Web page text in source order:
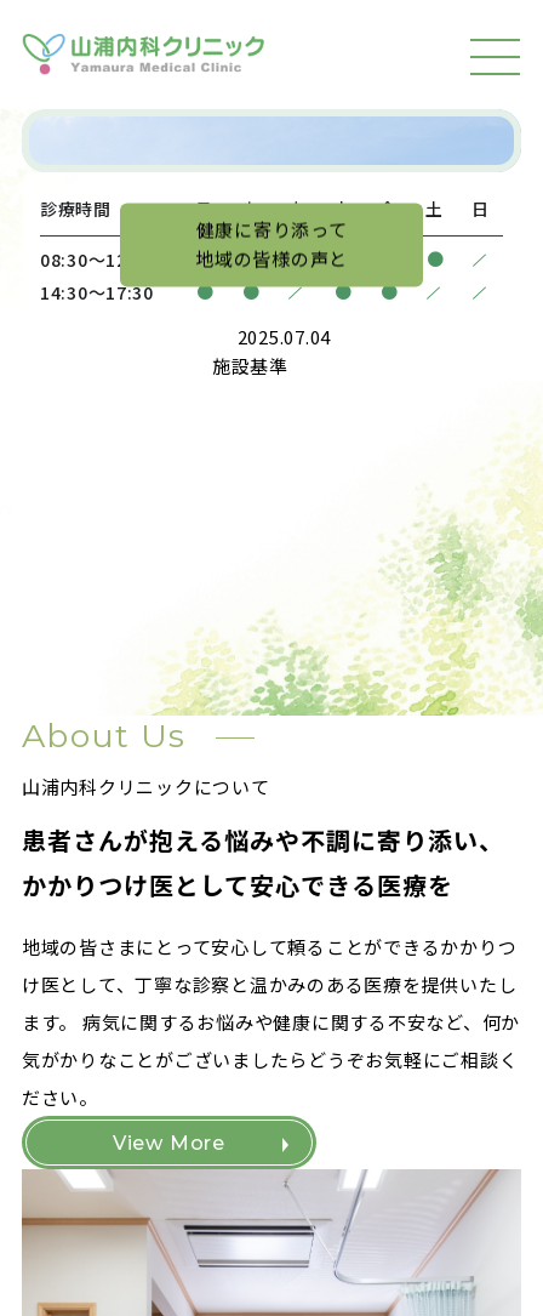
MEN
健康に寄り添って
地域の皆様の声と
診療時間 月 火 水 木 金 土 日
08:30〜12:00 ● ● ● ● ● /
14:30〜17:30 ● ● / ● ● / /
2025.07.04
施設基準
About Us
山浦内科クリニックについて
患者さんが抱える悩みや不調に寄り添い、
かかりつけ医として安心できる医療を
地域の皆さまにとって安心して頼ることができるかかりつ
け医として、丁寧な診察と温かみのある医療を提供いたし
ます。 病気に関するお悩みや健康に関する不安など、何か
気がかりなことがございましたらどうぞお気軽にご相談く
ださい。
View More